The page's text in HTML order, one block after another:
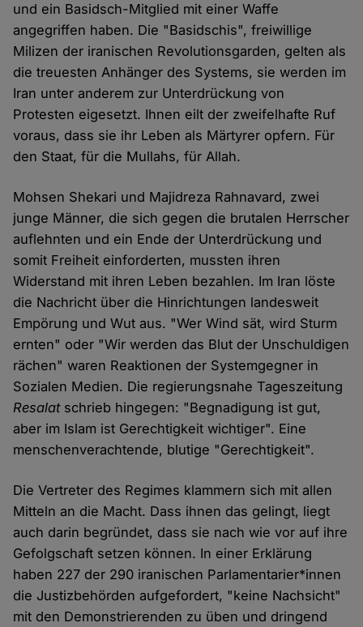
und ein Basidsch-Mitglied mit einer Waffe
angegriffen haben. Die "Basidschis", freiwillige
Milizen der iranischen Revolutionsgarden, gelten als
die treuesten Anhänger des Systems, sie werden im
Iran unter anderem zur Unterdrückung von
Protesten eigesetzt. Ihnen eilt der zweifelhafte Ruf
voraus, dass sie ihr Leben als Märtyrer opfern. Für
den Staat, für die Mullahs, für Allah.
Mohsen Shekari und Majidreza Rahnavard, zwei
junge Männer, die sich gegen die brutalen Herrscher
auflehnten und ein Ende der Unterdrückung und
somit Freiheit einforderten, mussten ihren
Widerstand mit ihren Leben bezahlen. Im Iran löste
die Nachricht über die Hinrichtungen landesweit
Empörung und Wut aus. "Wer Wind sät, wird Sturm
ernten" oder "Wir werden das Blut der Unschuldigen
rächen" waren Reaktionen der Systemgegner in
Sozialen Medien. Die regierungsnahe Tageszeitung
Resalatschrieb hingegen: "Begnadigung ist gut,
aber im Islam ist Gerechtigkeit wichtiger". Eine
menschenverachtende, blutige "Gerechtigkeit".
Die Vertreter des Regimes klammern sich mit allen
Mitteln an die Macht. Dass ihnen das gelingt, liegt
auch darin begründet, dass sie nach wie vor auf ihre
Gefolgschaft setzen können. In einer Erklärung
haben 227 der 290 iranischen Parlamentarier*innen
die Justizbehörden aufgefordert, "keine Nachsicht"
mit den Demonstrierenden zu üben und dringend